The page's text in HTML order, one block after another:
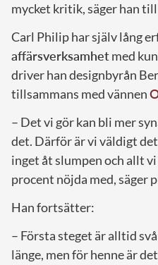
mycket kritik, säger han till
Carl Philip har själv lång
affärsverksamhetmed
driver han designbyrån
tillsammans med vännen
– Det vi gör kan bli mer
det. Därför är vi väldigt
inget åt slumpen och allt
procent nöjda med, säger
Han fortsätter:
– Första steget är alltid
länge, men för henne är